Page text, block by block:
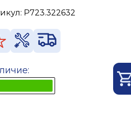
P723.322632